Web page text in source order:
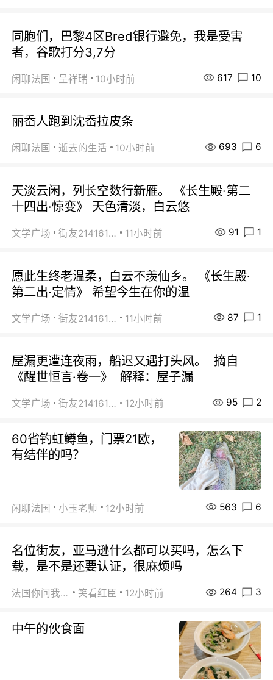
同胞们，巴黎4区Bred银行避免，我是受害
者，谷歌打分3,7分
闲聊法国 呈祥瑞 10小时前 617 10
丽岙人跑到沈岙拉皮条
闲聊法国 逝去的生活 10小时前 693 6
天淡云闲，列长空数行新雁。 《长生殿·第二
十四出·惊变》 天色清淡，白云悠
文学广场 街友21416156 11小时前 91 1
愿此生终老温柔，白云不羡仙乡。 《长生殿·
第二出·定情》 希望今生在你的温
文学广场 街友21416156 11小时前 87 1
屋漏更遭连夜雨，船迟又遇打头风。 摘自
《醒世恒言·卷一》 解释：屋子漏
文学广场 街友21416156 12小时前 95 2
60省钓虹鳟鱼，门票21欧，
有结伴的吗？
闲聊法国 小玉老师 12小时前 563 6
名位街友，亚马逊什么都可以买吗，怎么下
载，是不是还要认证，很麻烦吗
法国你问我答 笑看红臣 12小时前 264 3
中午的伙食面